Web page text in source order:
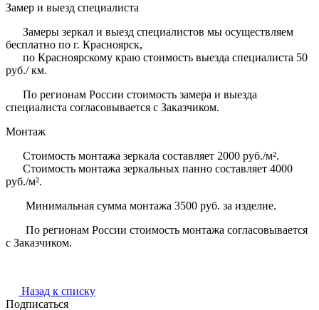
Замер и выезд специалиста
Замеры зеркал и выезд специалистов мы осуществляем
бесплатно по г. Красноярск,
по Красноярскому краю стоимость выезда специалиста 50
руб./ км.
По регионам России стоимость замера и выезда
специалиста согласовывается с Заказчиком.
Монтаж
Стоимость монтажа зеркала составляет 2000 руб./м².
Стоимость монтажа зеркальных панно составляет 4000
руб./м².
Минимальная сумма монтажа 3500 руб. за изделие.
По регионам России стоимость монтажа согласовывается
с Заказчиком.
Назад к списку
Подписаться